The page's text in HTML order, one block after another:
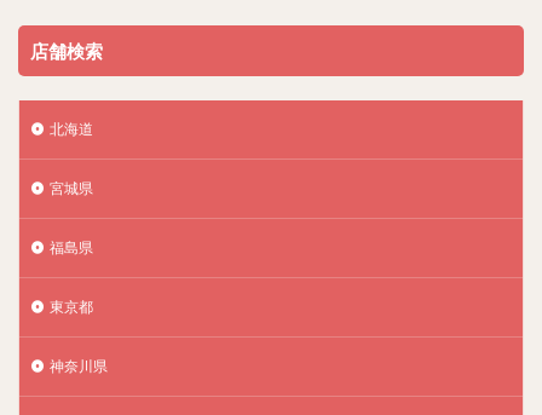
店舗検索
北海道
宮城県
福島県
東京都
神奈川県